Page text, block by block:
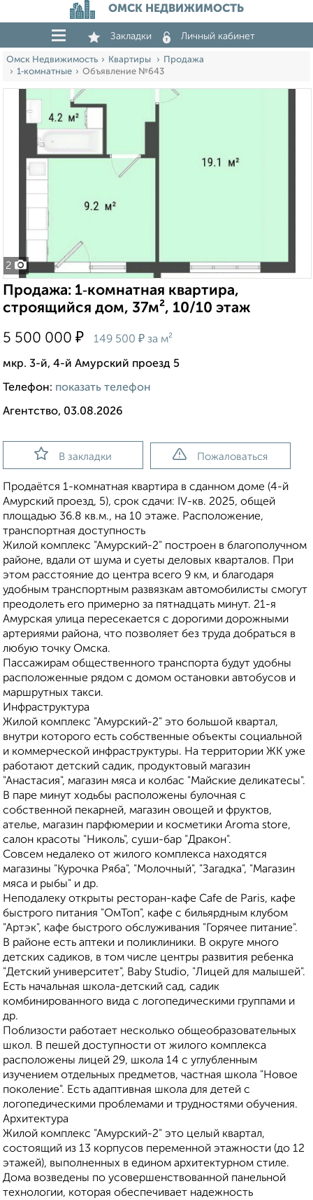
ОМСК НЕДВИЖИМОСТЬ
Закладки Личный кабинет
Омск Недвижимость Квартиры
Продажа
1‑комнатные
Объявление №643
2
Продажа: 1‑комнатная квартира,
строящийся дом, 37м², 10/10 этаж
5 500 000 ₽ 149 500 ₽ за м²
мкр. 3-й, 4-й Амурский проезд 5
Телефон: показать телефон
Агентство, 03.08.2026
В закладки Пожаловаться
Продаётся 1-комнатная квартира в сданном доме (4-й
Амурский проезд, 5), срок сдачи: IV-кв. 2025, общей
площадью 36.8 кв.м., на 10 этаже. Расположение,
транспортная доступность
Жилой комплекс "Амурский-2" построен в благополучном
районе, вдали от шума и суеты деловых кварталов. При
этом расстояние до центра всего 9 км, и благодаря
удобным транспортным развязкам автомобилисты смогут
преодолеть его примерно за пятнадцать минут. 21-я
Амурская улица пересекается с дорогими дорожными
артериями района, что позволяет без труда добраться в
любую точку Омска.
Пассажирам общественного транспорта будут удобны
расположенные рядом с домом остановки автобусов и
маршрутных такси.
Инфраструктура
Жилой комплекс "Амурский-2" это большой квартал,
внутри которого есть собственные объекты социальной
и коммерческой инфраструктуры. На территории ЖК уже
работают детский садик, продуктовый магазин
"Анастасия", магазин мяса и колбас "Майские деликатесы".
В паре минут ходьбы расположены булочная с
собственной пекарней, магазин овощей и фруктов,
ателье, магазин парфюмерии и косметики Aroma store,
салон красоты "Николь", суши-бар "Дракон".
Совсем недалеко от жилого комплекса находятся
магазины "Курочка Ряба", "Молочный", "Загадка", "Магазин
мяса и рыбы" и др.
Неподалеку открыты ресторан-кафе Cafe de Paris, кафе
быстрого питания "ОмТоп", кафе с бильярдным клубом
"Артэк", кафе быстрого обслуживания "Горячее питание".
В районе есть аптеки и поликлиники. В округе много
детских садиков, в том числе центры развития ребенка
"Детский университет", Baby Studio, "Лицей для малышей".
Есть начальная школа-детский сад, садик
комбинированного вида с логопедическими группами и
др.
Поблизости работает несколько общеобразовательных
школ. В пешей доступности от жилого комплекса
расположены лицей 29, школа 14 с углубленным
изучением отдельных предметов, частная школа "Новое
поколение". Есть адаптивная школа для детей с
логопедическими проблемами и трудностями обучения.
Архитектура
Жилой комплекс "Амурский-2" это целый квартал,
состоящий из 13 корпусов переменной этажности (до 12
этажей), выполненных в едином архитектурном стиле.
Дома возведены по усовершенствованной панельной
технологии, которая обеспечивает надежность